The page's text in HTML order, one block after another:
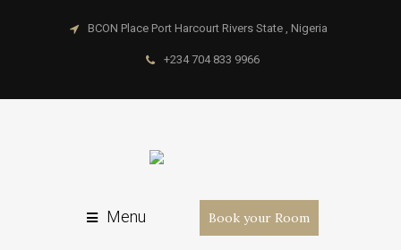
BCON Place Port Harcourt Rivers State , Nigeria
+234 704 833 9966
Menu Book your Room